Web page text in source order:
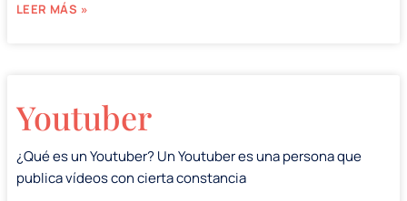
LEER MÁS »
Youtuber
¿Qué es un Youtuber? Un Youtuber es una persona que
publica vídeos con cierta constancia